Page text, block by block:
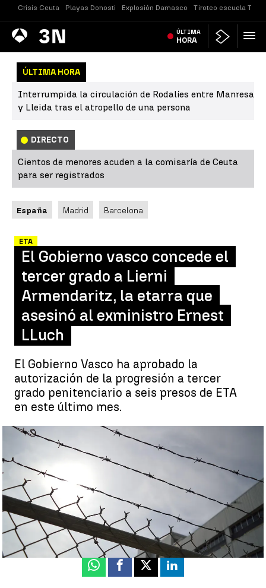
Crisis Ceuta Playas Donosti Explosión Damasco Tiroteo escuela
Antena
3 Noticias ÚLTIMA
HORA
ÚLTIMA HORA
Interrumpida la circulación de Rodalíes entre Manresa
y Lleida tras el atropello de una persona
DIRECTO
Cientos de menores acuden a la comisaría de Ceuta
para ser registrados
España Madrid Barcelona
ETA
El Gobierno vasco concede el
tercer grado a Lierni
Armendaritz, la etarra que
asesinó al exministro Ernest
LLuch
El Gobierno Vasco ha aprobado la
autorización de la progresión a tercer
grado penitenciario a seis presos de ETA
en este último mes.
Tercer grado a Lierni Armendaritz, la etarra que asesinó al
exministro Ernest LLuch |
Antena 3 Noticias
Publicado:
17 de agosto de 2022, 16:50
Whatsapp
Facebook
X Linkedin